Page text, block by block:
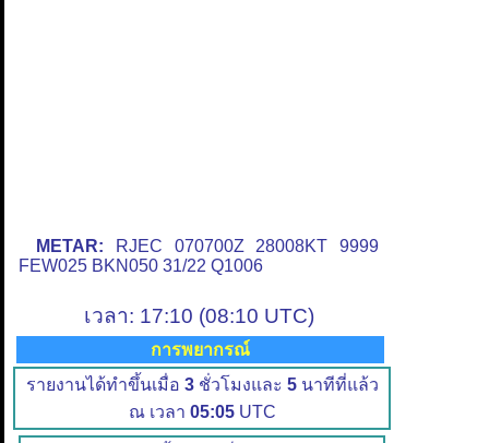
METAR: RJEC 070700Z 28008KT 9999
FEW025 BKN050 31/22 Q1006
เวลา: 17:10 (08:10 UTC)
การพยากรณ์
รายงานได้ทำขึ้นเมื่อ 3ชั่วโมงและ 5นาทีที่แล้ว
ณ เวลา 05:05UTC